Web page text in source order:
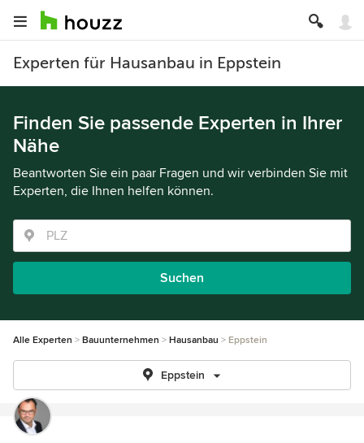
Experten für Hausanbau in Eppstein
Finden Sie passende Experten in Ihrer
Nähe
Beantworten Sie ein paar Fragen und wir verbinden Sie mit
Experten, die Ihnen helfen können.
Suchen
Alle Experten Bauunternehmen Hausanbau Eppstein
Eppstein